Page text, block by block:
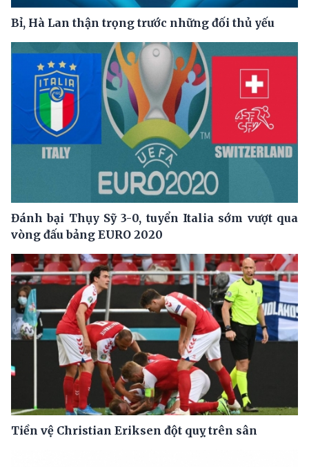
Bỉ, Hà Lan thận trọng trước những đối thủ yếu
Đánh bại Thụy Sỹ 3-0, tuyển Italia sớm vượt qua
vòng đấu bảng EURO 2020
Tiền vệ Christian Eriksen đột quỵ trên sân